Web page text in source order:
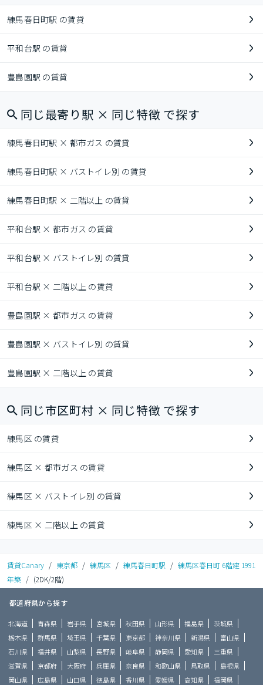
練馬春日町駅 の賃貸
平和台駅 の賃貸
豊島園駅 の賃貸
同じ最寄り駅 × 同じ特徴 で探す
練馬春日町駅 × 都市ガス の賃貸
練馬春日町駅 × バストイレ別 の賃貸
練馬春日町駅 × 二階以上 の賃貸
平和台駅 × 都市ガス の賃貸
平和台駅 × バストイレ別 の賃貸
平和台駅 × 二階以上 の賃貸
豊島園駅 × 都市ガス の賃貸
豊島園駅 × バストイレ別 の賃貸
豊島園駅 × 二階以上 の賃貸
同じ市区町村 × 同じ特徴 で探す
練馬区 の賃貸
練馬区 × 都市ガス の賃貸
練馬区 × バストイレ別 の賃貸
練馬区 × 二階以上 の賃貸
賃貸Canary / 東京都 / 練馬区 / 練馬春日町駅 / 練馬区春日町 6階建 1991
年築 / (2DK/2階)
都道府県から探す
北海道 青森県 岩手県 宮城県 秋田県 山形県 福島県
茨城県
栃木県
群馬県 埼玉県 千葉県 東京都 神奈川県 新潟県
富山県
石川県
福井県 山梨県 長野県 岐阜県 静岡県 愛知県
三重県
滋賀県
京都府 大阪府 兵庫県 奈良県 和歌山県 鳥取県
島根県
岡山県
広島県 山口県 徳島県 香川県 愛媛県 高知県 福岡県